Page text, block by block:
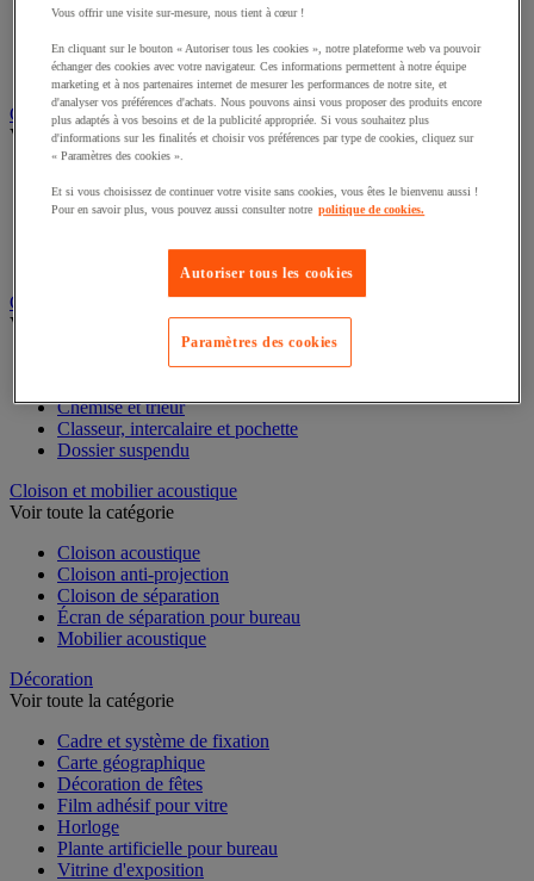
Sonorisation et enregistrement professionnels
Système d'affichage dynamique et interactif
Télévision, lecteur DVD et Blu-ray
Chauffage, climatisation et traitement de l'air
Voir toute la catégorie
Climatiseur
Rafraîchisseur d'air
Classement et archivage
Voir toute la catégorie
Accessoires de classement pour le bureau
Chemise et trieur
Classeur, intercalaire et pochette
Dossier suspendu
Cloison et mobilier acoustique
Voir toute la catégorie
Cloison acoustique
Cloison anti-projection
Cloison de séparation
Écran de séparation pour bureau
Mobilier acoustique
Décoration
Voir toute la catégorie
Cadre et système de fixation
Carte géographique
Décoration de fêtes
Film adhésif pour vitre
Horloge
Plante artificielle pour bureau
Vitrine d'exposition
Vous offrir une visite sur-mesure, nous tient à cœur !
En cliquant sur le bouton « Autoriser tous les cookies », notre plateforme web va pouvoir
échanger des cookies avec votre navigateur. Ces informations permettent à notre équipe
marketing et à nos partenaires internet de mesurer les performances de notre site, et
d'analyser vos préférences d'achats. Nous pouvons ainsi vous proposer des produits encore
plus adaptés à vos besoins et de la publicité appropriée. Si vous souhaitez plus
d'informations sur les finalités et choisir vos préférences par type de cookies, cliquez sur
« Paramètres des cookies ».
Et si vous choisissez de continuer votre visite sans cookies, vous êtes le bienvenu aussi !
Pour en savoir plus, vous pouvez aussi consulter notre politique de cookies.
Autoriser tous les cookies
Paramètres des cookies